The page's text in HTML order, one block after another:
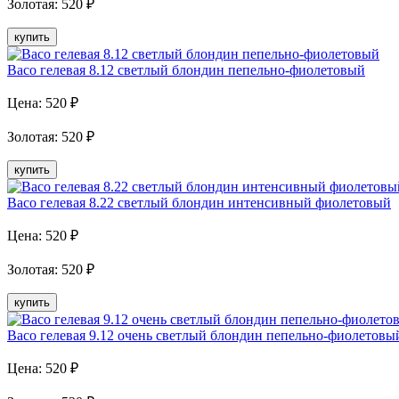
Золотая: 520 ₽
купить
Baco гелевая 8.12 светлый блондин пепельно-фиолетовый
Цена: 520 ₽
Золотая: 520 ₽
купить
Baco гелевая 8.22 светлый блондин интенсивный фиолетовый
Цена: 520 ₽
Золотая: 520 ₽
купить
Baco гелевая 9.12 очень светлый блондин пепельно-
Цена: 520 ₽